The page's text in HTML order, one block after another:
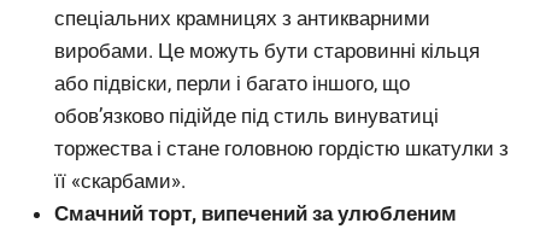
спеціальних крамницях з антикварними
виробами. Це можуть бути старовинні кільця
або підвіски, перли і багато іншого, що
обов’язково підійде під стиль винуватиці
торжества і стане головною гордістю шкатулки з
її «скарбами».
Смачний торт, випечений за улюбленим